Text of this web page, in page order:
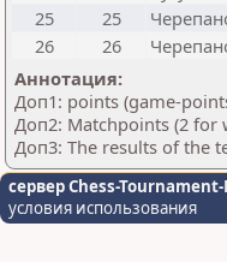
25
25
26
26
Аннотация:
Доп1: points (game-
Доп2: Matchpoints (2 for
Доп3: The results of the
сервер Chess-
условия использования